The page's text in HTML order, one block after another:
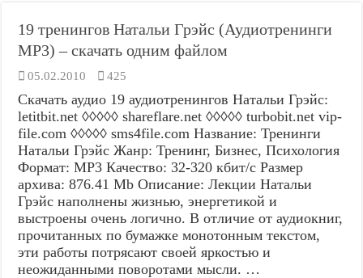
19 тренингов Натальи Грэйс (Аудиотренинги
MP3) – скачать одним файлом
05.02.2010 425
Скачать аудио 19 аудиотренингов Натальи Грэйс:
letitbit.net ◊◊◊◊◊ shareflare.net ◊◊◊◊◊ turbobit.net vip-
file.com ◊◊◊◊◊ sms4file.com Название: Тренинги
Натальи Грэйс Жанр: Тренинг, Бизнес, Психология
Формат: MP3 Качество: 32-320 кбит/с Размер
архива: 876.41 Mb Описание: Лекции Натальи
Грэйс наполнены жизнью, энергетикой и
выстроены очень логично. В отличие от аудиокниг,
прочитанных по бумажке монотонным текстом,
эти работы потрясают своей яркостью и
неожиданными поворотами мысли. …